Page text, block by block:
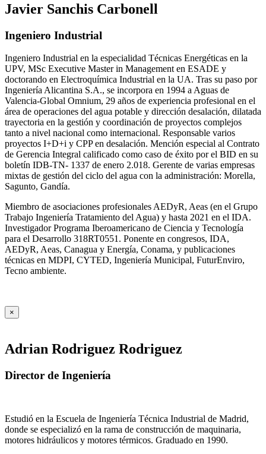
Javier Sanchis Carbonell
Ingeniero Industrial
Ingeniero Industrial en la especialidad Técnicas Energéticas en la
UPV, MSc Executive Master in Management en ESADE y
doctorando en Electroquímica Industrial en la UA. Tras su paso por
Ingeniería Alicantina S.A., se incorpora en 1994 a Aguas de
Valencia-Global Omnium, 29 años de experiencia profesional en el
área de operaciones del agua potable y dirección desalación, dilatada
trayectoria en la gestión y coordinación de proyectos complejos
tanto a nivel nacional como internacional. Responsable varios
proyectos I+D+i y CPP en desalación. Mención especial al Contrato
de Gerencia Integral calificado como caso de éxito por el BID en su
boletín IDB-TN- 1337 de enero 2.018. Gerente de varias empresas
mixtas de gestión del ciclo del agua con la administración: Morella,
Sagunto, Gandía.
Miembro de asociaciones profesionales AEDyR, Aeas (en el Grupo
Trabajo Ingeniería Tratamiento del Agua) y hasta 2021 en el IDA.
Investigador Programa Iberoamericano de Ciencia y Tecnología
para el Desarrollo 318RT0551. Ponente en congresos, IDA,
AEDyR, Aeas, Canagua y Energía, Conama, y publicaciones
técnicas en MDPI, CYTED, Ingeniería Municipal, FuturEnviro,
Tecno ambiente.
×
Adrian Rodriguez Rodriguez
Director de Ingeniería
Estudió en la Escuela de Ingeniería Técnica Industrial de Madrid,
donde se especializó en la rama de construcción de maquinaria,
motores hidráulicos y motores térmicos. Graduado en 1990.